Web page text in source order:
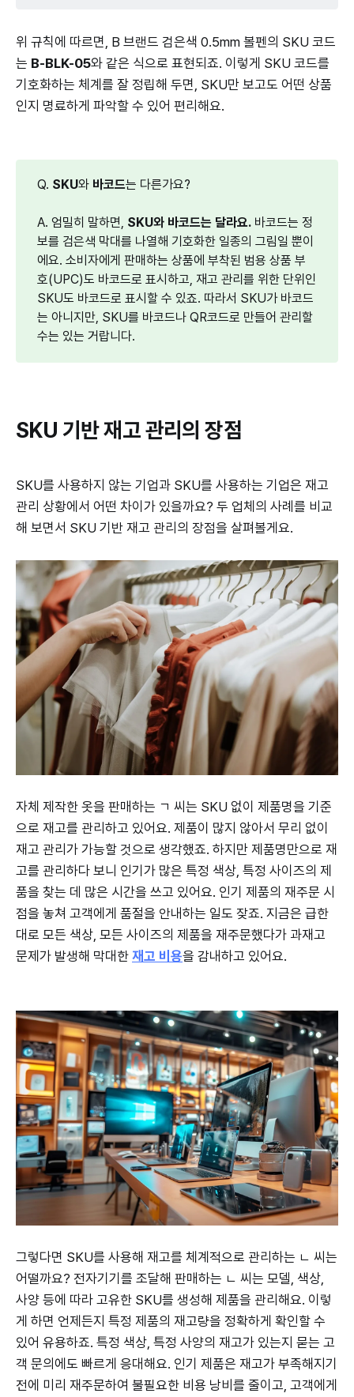
위 규칙에 따르면, B 브랜드 검은색 0.5mm 볼펜의 SKU 코드
는 B-BLK-05와 같은 식으로 표현되죠. 이렇게 SKU 코드를
기호화하는 체계를 잘 정립해 두면, SKU만 보고도 어떤 상품
인지 명료하게 파악할 수 있어 편리해요.
Q. SKU와 바코드는 다른가요?
A. 엄밀히 말하면, SKU와 바코드는 달라요. 바코드는 정
보를 검은색 막대를 나열해 기호화한 일종의 그림일 뿐이
에요. 소비자에게 판매하는 상품에 부착된 범용 상품 부
호(UPC)도 바코드로 표시하고, 재고 관리를 위한 단위인
SKU도 바코드로 표시할 수 있죠. 따라서 SKU가 바코드
는 아니지만, SKU를 바코드나 QR코드로 만들어 관리할
수는 있는 거랍니다.
SKU 기반 재고 관리의 장점
SKU를 사용하지 않는 기업과 SKU를 사용하는 기업은 재고
관리 상황에서 어떤 차이가 있을까요? 두 업체의 사례를 비교
해 보면서 SKU 기반 재고 관리의 장점을 살펴볼게요.
자체 제작한 옷을 판매하는 ㄱ 씨는 SKU 없이 제품명을 기준
으로 재고를 관리하고 있어요. 제품이 많지 않아서 무리 없이
재고 관리가 가능할 것으로 생각했죠. 하지만 제품명만으로 재
고를 관리하다 보니 인기가 많은 특정 색상, 특정 사이즈의 제
품을 찾는 데 많은 시간을 쓰고 있어요. 인기 제품의 재주문 시
점을 놓쳐 고객에게 품절을 안내하는 일도 잦죠. 지금은 급한
대로 모든 색상, 모든 사이즈의 제품을 재주문했다가 과재고
문제가 발생해 막대한 재고 비용을 감내하고 있어요.
그렇다면 SKU를 사용해 재고를 체계적으로 관리하는 ㄴ 씨는
어떨까요? 전자기기를 조달해 판매하는 ㄴ 씨는 모델, 색상,
사양 등에 따라 고유한 SKU를 생성해 제품을 관리해요. 이렇
게 하면 언제든지 특정 제품의 재고량을 정확하게 확인할 수
있어 유용하죠. 특정 색상, 특정 사양의 재고가 있는지 묻는 고
객 문의에도 빠르게 응대해요. 인기 제품은 재고가 부족해지기
전에 미리 재주문하여 불필요한 비용 낭비를 줄이고, 고객에게